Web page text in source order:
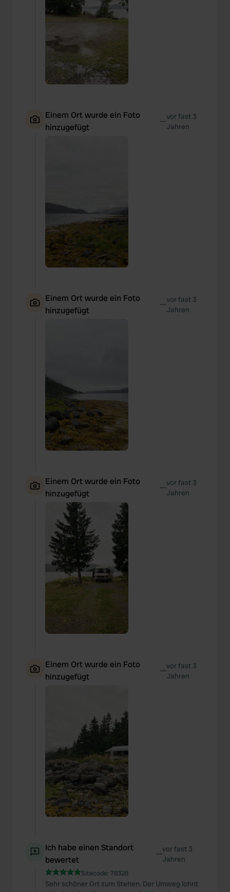
Einem Ort wurde ein Foto
hinzugefügt
—vor fast 3
Jahren
Einem Ort wurde ein Foto
hinzugefügt
—vor fast 3
Jahren
Einem Ort wurde ein Foto
hinzugefügt
—vor fast 3
Jahren
Einem Ort wurde ein Foto
hinzugefügt
—vor fast 3
Jahren
Ich habe einen Standort
bewertet
—vor fast 3
Jahren
Sitecode: 78328
Sehr schöner Ort zum Stehen. Der Umweg lohnt